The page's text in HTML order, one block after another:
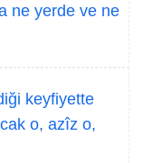
ne yerde ve ne
keyfiyette
o, azîz o,